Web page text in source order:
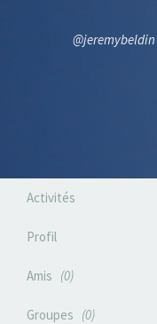
@jeremybeldin
Activités
Profil
Amis 0
Groupes 0